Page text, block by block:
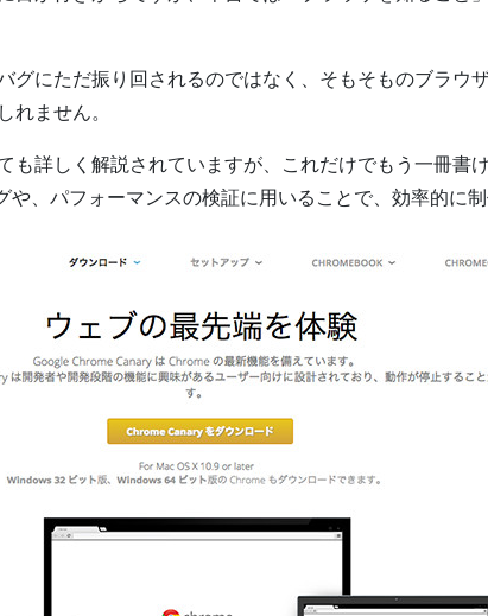
グにただ振り回されるのではなく、そもそものブラウ
れません。
詳しく解説されていますが、これだけでもう一冊書
、パフォーマンスの検証に用いることで、効率的に